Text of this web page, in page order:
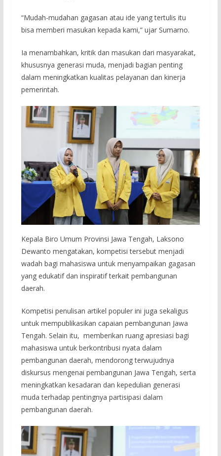
“Mudah-mudahan gagasan atau ide yang tertulis itu
bisa memberi masukan kepada kami,” ujar Sumarno.
Ia menambahkan, kritik dan masukan dari masyarakat,
khususnya generasi muda, menjadi bagian penting
dalam meningkatkan kualitas pelayanan dan kinerja
pemerintah.
Kepala Biro Umum Provinsi Jawa Tengah, Laksono
Dewanto mengatakan, kompetisi tersebut menjadi
wadah bagi mahasiswa untuk menyampaikan gagasan
yang edukatif dan inspiratif terkait pembangunan
daerah.
Kompetisi penulisan artikel populer ini juga sekaligus
untuk mempublikasikan capaian pembangunan Jawa
Tengah. Selain itu, memberikan ruang apresiasi bagi
mahasiswa untuk berkontribusi nyata dalam
pembangunan daerah, mendorong terwujudnya
diskursus mengenai pembangunan Jawa Tengah, serta
meningkatkan kesadaran dan kepedulian generasi
muda terhadap pentingnya partisipasi dalam
pembangunan daerah.